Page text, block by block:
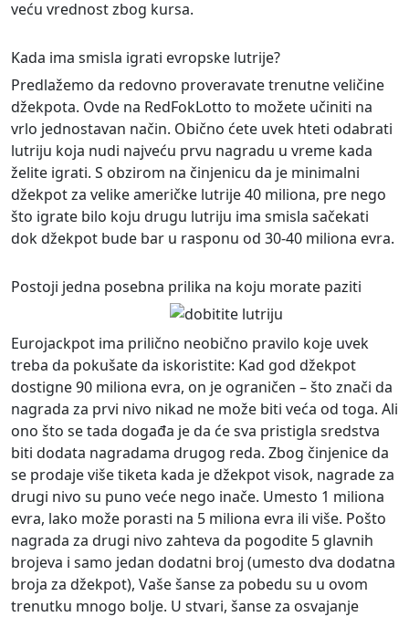
veću vrednost zbog kursa.
Kada ima smisla igrati evropske lutrije?
Predlažemo da redovno proveravate trenutne veličine
džekpota. Ovde na RedFokLotto to možete učiniti na
vrlo jednostavan način. Obično ćete uvek hteti odabrati
lutriju koja nudi najveću prvu nagradu u vreme kada
želite igrati. S obzirom na činjenicu da je minimalni
džekpot za velike američke lutrije 40 miliona, pre nego
što igrate bilo koju drugu lutriju ima smisla sačekati
dok džekpot bude bar u rasponu od 30-40 miliona evra.
Postoji jedna posebna prilika na koju morate paziti
Eurojackpot ima prilično neobično pravilo koje uvek
treba da pokušate da iskoristite: Kad god džekpot
dostigne 90 miliona evra, on je ograničen – što znači da
nagrada za prvi nivo nikad ne može biti veća od toga. Ali
ono što se tada događa je da će sva pristigla sredstva
biti dodata nagradama drugog reda. Zbog činjenice da
se prodaje više tiketa kada je džekpot visok, nagrade za
drugi nivo su puno veće nego inače. Umesto 1 miliona
evra, lako može porasti na 5 miliona evra ili više. Pošto
nagrada za drugi nivo zahteva da pogodite 5 glavnih
brojeva i samo jedan dodatni broj (umesto dva dodatna
broja za džekpot), Vaše šanse za pobedu su u ovom
trenutku mnogo bolje. U stvari, šanse za osvajanje